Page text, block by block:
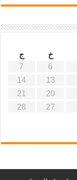
خ
ج
6
7
13
14
20
21
27
28